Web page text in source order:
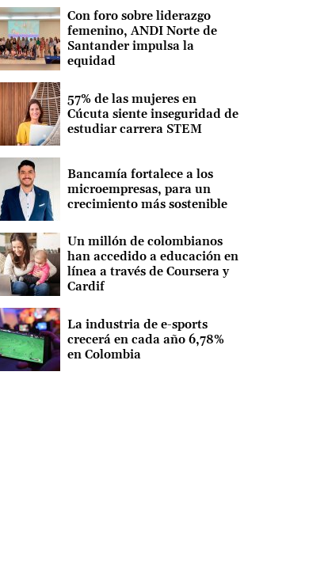
Con foro sobre liderazgo
femenino, ANDI Norte de
Santander impulsa la
equidad
57% de las mujeres en
Cúcuta siente inseguridad de
estudiar carrera STEM
Bancamía fortalece a los
microempresas, para un
crecimiento más sostenible
Un millón de colombianos
han accedido a educación en
línea a través de Coursera y
Cardif
La industria de e-sports
crecerá en cada año 6,78%
en Colombia